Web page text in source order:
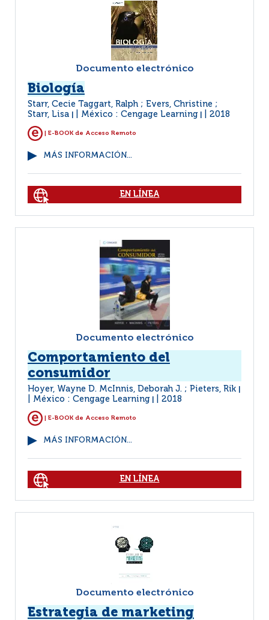
Documento electrónico
Biología
Starr, Cecie Taggart, Ralph ; Evers, Christine ;
Starr, Lisa
México : Cengage Learning 2018
| E-BOOK de Acceso Remoto
MÁS INFORMACIÓN...
EN LÍNEA
Documento electrónico
Comportamiento del
consumidor
Hoyer, Wayne D. McInnis, Deborah J. ; Pieters, Rik
México : Cengage Learning 2018
| E-BOOK de Acceso Remoto
MÁS INFORMACIÓN...
EN LÍNEA
Documento electrónico
Estrategia de marketing